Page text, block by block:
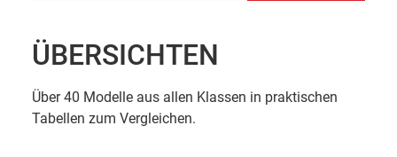
ÜBERSICHTEN
Über 40 Modelle aus allen Klassen in praktischen
Tabellen zum Vergleichen.